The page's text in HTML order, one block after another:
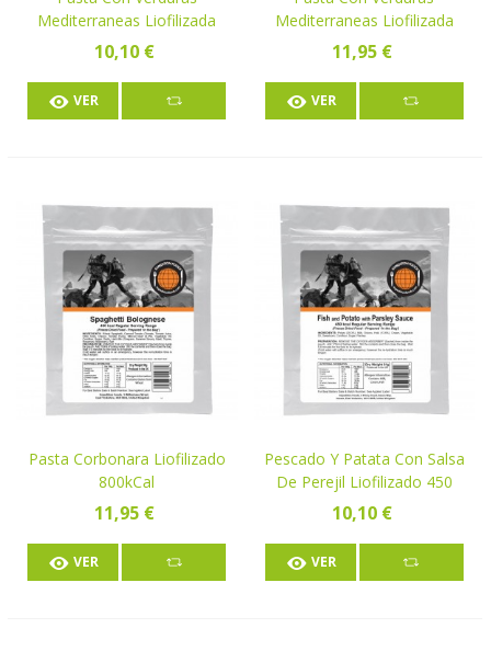
Mediterraneas Liofilizada
10,10 €
VER
Mediterraneas Liofilizada
800 KCal
11,95 €
VER
Pasta Corbonara Liofilizado
800kCal
11,95 €
VER
Pescado Y Patata Con Salsa
De Perejil Liofilizado 450
KCal
10,10 €
VER